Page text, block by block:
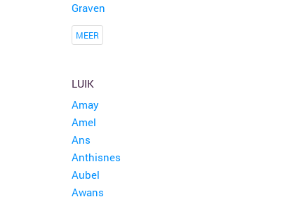
Graven
MEER
LUIK
Amay
Amel
Ans
Anthisnes
Aubel
Awans